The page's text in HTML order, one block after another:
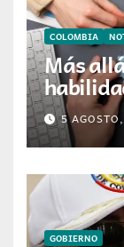
COLOMBIA
Más
éxito
5
GOBIERNO